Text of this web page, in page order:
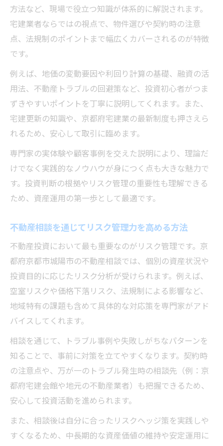
方法など、現場で役立つ知識が体系的に解説されます。
宅建業者ならではの視点で、物件選びや契約時の注意
点、法規制のポイントまで幅広くカバーされるのが特徴
です。
例えば、地価の変動要因や利回り計算の基礎、融資の活
用法、不動産トラブルの回避策など、投資初心者がつま
ずきやすいポイントを丁寧に説明してくれます。また、
宅建更新の知識や、京都府宅建業の最新制度も押さえら
れるため、安心して取引に臨めます。
専門家の実体験や顧客事例を交えた説明により、理論だ
けでなく実践的なノウハウが身につく点も大きな魅力で
す。投資判断の根拠やリスク管理の重要性も理解できる
ため、資産運用の第一歩として最適です。
不動産相談を通じてリスク管理力を高める方法
不動産投資において最も重要なのがリスク管理です。京
都府京都市城陽市の不動産相談では、個別の資産状況や
投資目的に応じたリスク分析が受けられます。例えば、
空室リスクや価格下落リスク、法規制による影響など、
地域特有の課題も含めて具体的な対応策を専門家がアド
バイスしてくれます。
相談を通じて、トラブル事例や失敗しがちなパターンを
知ることで、事前に対策を立てやすくなります。契約時
の注意点や、万が一のトラブル発生時の相談先（例：京
都府宅建会館や地元の不動産業者）も把握できるため、
安心して投資活動を進められます。
また、相談後は自分に合ったリスクヘッジ策を実践しや
すくなるため、中長期的な資産価値の維持や安定運用に